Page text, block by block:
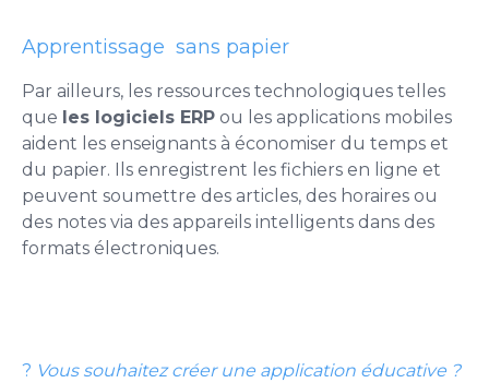
Apprentissage sans papier
Par ailleurs, les ressources technologiques telles
que les logiciels ERP ou les applications mobiles
aident les enseignants à économiser du temps et
du papier. Ils enregistrent les fichiers en ligne et
peuvent soumettre des articles, des horaires ou
des notes via des appareils intelligents dans des
formats électroniques.
? Vous souhaitez créer une application éducative ?